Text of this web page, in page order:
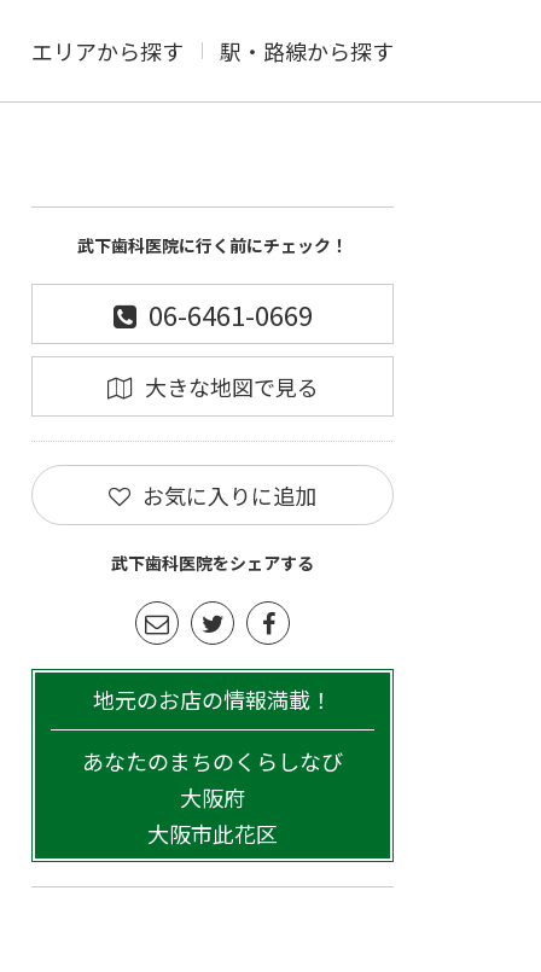
エリアから探す 駅・路線から探す
武下歯科医院に行く前にチェック！
06-6461-0669
大きな地図で見る
お気に入りに追加
武下歯科医院をシェアする
地元のお店の情報満載！
あなたのまちのくらしなび
大阪府
大阪市此花区